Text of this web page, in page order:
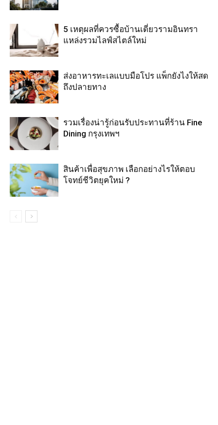
5 เหตุผลที่ควรซื้อบ้านเดี่ยวรามอินทรา
แหล่งรวมไลฟ์สไตล์ใหม่
ส่งอาหารทะเลแบบมือโปร แพ็กยังไงให้สด
ถึงปลายทาง
รวมเรื่องน่ารู้ก่อนรับประทานที่ร้าน Fine
Dining กรุงเทพฯ
สินค้าเพื่อสุขภาพ เลือกอย่างไรให้ตอบ
โจทย์ชีวิตยุคใหม่ ?